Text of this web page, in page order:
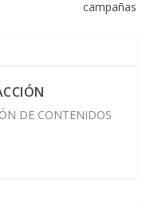
campañas
DE CONTENIDOS